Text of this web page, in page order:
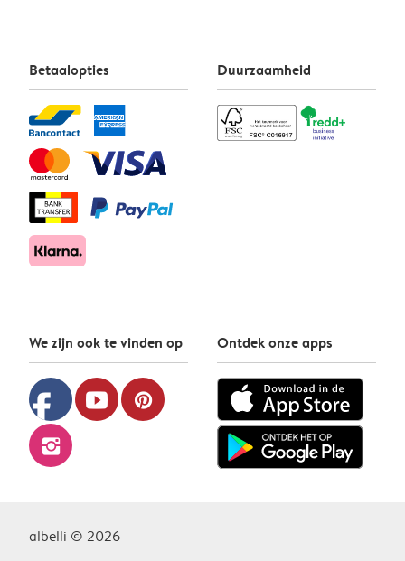
Betaalopties Duurzaamheid
We zijn ook te vinden op
facebook youtube pinterest
instagram
Ontdek onze apps
albelli © 2026